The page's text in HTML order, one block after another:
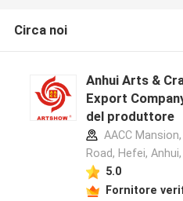
Circa noi
Anhui Arts &
Export
del produttore
AACC
Road, Hefei,
5.0
Fornitore